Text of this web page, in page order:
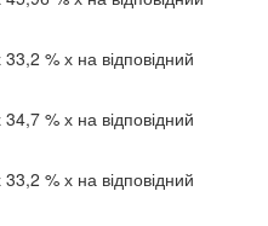
% х на відповідний
% х на відповідний
% х на відповідний